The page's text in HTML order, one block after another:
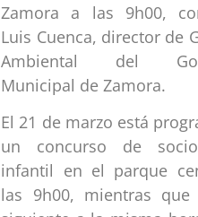
Zamora a las 9h00,
Luis Cuenca, director de
Ambiental del
Municipal de Zamora.
El 21 de marzo está
un concurso de
infantil en el parque
las 9h00, mientras